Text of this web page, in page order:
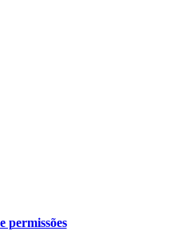
permissões